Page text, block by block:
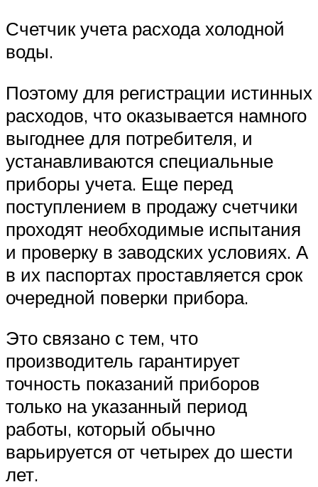
Счетчик учета расхода холодной
воды.
Поэтому для регистрации истинных
расходов, что оказывается намного
выгоднее для потребителя, и
устанавливаются специальные
приборы учета. Еще перед
поступлением в продажу счетчики
проходят необходимые испытания
и проверку в заводских условиях. А
в их паспортах проставляется срок
очередной поверки прибора.
Это связано с тем, что
производитель гарантирует
точность показаний приборов
только на указанный период
работы, который обычно
варьируется от четырех до шести
лет.